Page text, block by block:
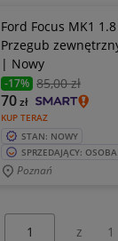
Ford Focus MK1
Przegub
| Nowy
-17% 85,00 zł
KUP TERAZ
70zł
STAN: NOWY
SPRZEDAJĄCY:
Poznań
z 1